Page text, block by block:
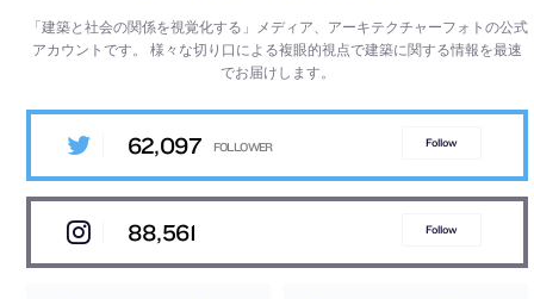
「建築と社会の関係を視覚化する」メディア、アーキテクチャーフォトの公式
アカウントです。様々な切り口による複眼的視点で建築に関する情報を最速
でお届けします。
62,097 Follow
88,561 Follow